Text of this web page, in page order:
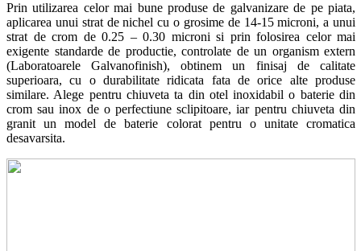
Prin utilizarea celor mai bune produse de galvanizare de pe piata,
aplicarea unui strat de nichel cu o grosime de 14-15 microni, a unui
strat de crom de 0.25 – 0.30 microni si prin folosirea celor mai
exigente standarde de productie, controlate de un organism extern
(Laboratoarele Galvanofinish), obtinem un finisaj de calitate
superioara, cu o durabilitate ridicata fata de orice alte produse
similare. Alege pentru chiuveta ta din otel inoxidabil o baterie din
crom sau inox de o perfectiune sclipitoare, iar pentru chiuveta din
granit un model de baterie colorat pentru o unitate cromatica
desavarsita.